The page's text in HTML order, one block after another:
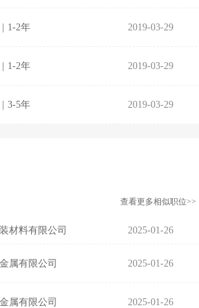
1-2年 2019-03-29
1-2年 2019-03-29
3-5年 2019-03-29
查看更多相似职位>>
材料有限公司 2025-01-26
属有限公司 2025-01-26
属有限公司 2025-01-26